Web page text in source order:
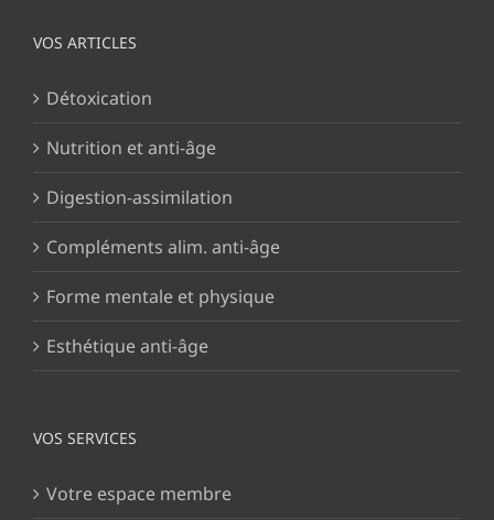
VOS ARTICLES
Détoxication
Nutrition et anti-âge
Digestion-assimilation
Compléments alim. anti-âge
Forme mentale et physique
Esthétique anti-âge
VOS SERVICES
Votre espace membre